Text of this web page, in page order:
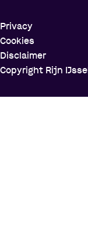
Privacy
Cookies
Disclaimer
Copyright Rijn IJssel